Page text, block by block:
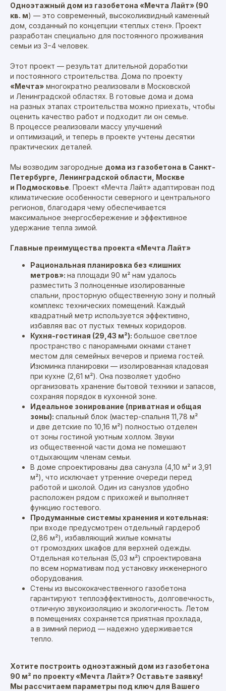
Одноэтажный дом из газобетона «Мечта Лайт» (90
кв. м) — это современный, высоколиквидный каменный
дом, созданный по концепции «теплых стен». Проект
разработан специально для постоянного проживания
семьи из 3−4 человек.
Этот проект — результат длительной доработки
и постоянного строительства. Дома по проекту
«Мечта» многократно реализовали в Московской
и Ленинградской областях. В готовые дома и дома
на разных этапах строительства можно приехать, чтобы
оценить качество работ и подходит ли он семье.
В процессе реализовали массу улучшений
и оптимизаций, и теперь в проекте учтены десятки
практических деталей.
Мы возводим загородные дома из газобетона в Санкт-
Петербурге, Ленинградской области, Москве
и Подмосковье. Проект «Мечта Лайт» адаптирован под
климатические особенности северного и центрального
регионов, благодаря чему обеспечивается
максимальное энергосбережение и эффективное
удержание тепла зимой.
Главные преимущества проекта «Мечта Лайт»
Рациональная планировка без «лишних
метров»: на площади 90 м² нам удалось
разместить 3 полноценные изолированные
спальни, просторную общественную зону и полный
комплекс технических помещений. Каждый
квадратный метр используется эффективно,
избавляя вас от пустых темных коридоров.
Кухня-гостиная (29,43 м²): большое светлое
пространство с панорамными окнами станет
местом для семейных вечеров и приема гостей.
Изюминка планировки — изолированная кладовая
при кухне (2,61 м²). Она позволяет удобно
организовать хранение бытовой техники и запасов,
сохраняя порядок в кухонной зоне.
Идеальное зонирование (приватная и общая
зоны): спальный блок (мастер-спальня 11,78 м²
и две детские по 10,16 м²) полностью отделен
от зоны гостиной уютным холлом. Звуки
из общественной части дома не помешают
отдыхающим членам семьи.
В доме спроектированы два санузла (4,10 м² и 3,91
м²), что исключает утренние очереди перед
работой и школой. Один из санузлов удобно
расположен рядом с прихожей и выполняет
функцию гостевого.
Продуманные системы хранения и котельная:
при входе предусмотрен отдельный гардероб
(2,86 м²), избавляющий жилые комнаты
от громоздких шкафов для верхней одежды.
Отдельная котельная (5,03 м²) спроектирована
по всем нормативам под установку инженерного
оборудования.
Стены из высококачественного газобетона
гарантируют теплоэффективность, долговечность,
отличную звукоизоляцию и экологичность. Летом
в помещениях сохраняется приятная прохлада,
а в зимний период — надежно удерживается
тепло.
Хотите построить одноэтажный дом из газобетона
90 м² по проекту «Мечта Лайт»? Оставьте заявку!
Мы рассчитаем параметры под ключ для Вашего